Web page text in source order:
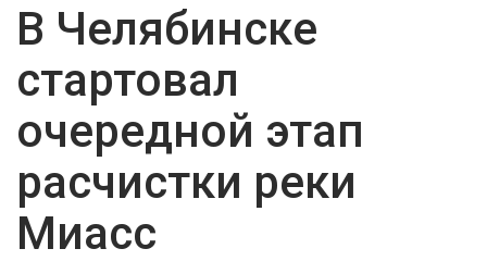
В Челябинске
стартовал
очередной этап
расчистки реки
Миасс